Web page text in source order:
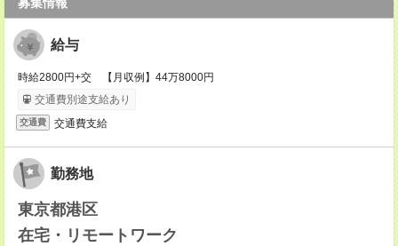
給与
時給2800円+交 【月収例】44万8000円
交通費別途支給あり
交通費 交通費支給
勤務地
東京都港区
在宅・リモートワーク